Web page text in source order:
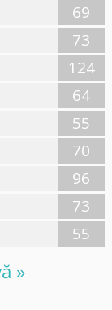
69
73
124
64
55
70
96
73
55
»